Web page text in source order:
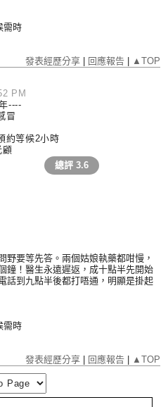
需時
發表經歷分享| 回應報告| ▲TOP
PM
----
冒
約等候2小時
顧
總評3.6
野要等先答。兩個姑娘執藥都咁慢，
鐘！醫生永遠遲返，成十點半先開始
話到九點半後都打唔通，明顯是掛起
需時
發表經歷分享| 回應報告| ▲TOP